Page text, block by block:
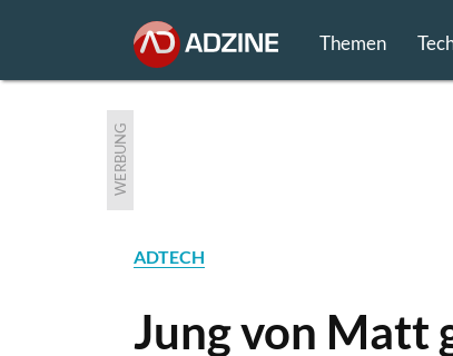
Themen
WERBUNG
ADTECH
Jung von Matt